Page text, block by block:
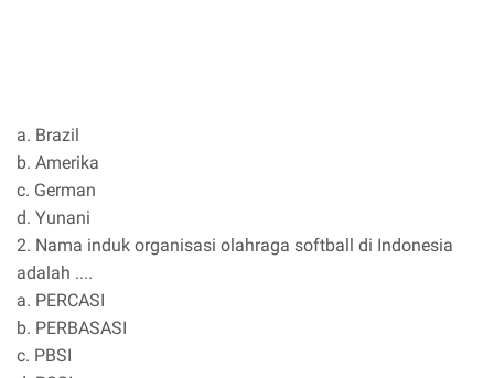
a. Brazil
b. Amerika
c. German
d. Yunani
2. Nama induk organisasi olahraga softball di Indonesia
adalah ....
a. PERCASI
b. PERBASASI
c. PBSI